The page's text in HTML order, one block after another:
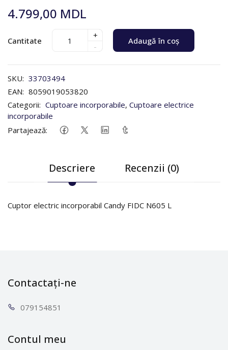
4.799,00 MDL
Cantitate
+
-
Adaugă în coș
SKU: 33703494
EAN: 8059019053820
Categorii: Cuptoare incorporabile, Cuptoare electrice
incorporabile
Partajează:
Descriere Recenzii (0)
Cuptor electric incorporabil Candy FIDC N605 L
Contactați-ne
0791 54851
Contul meu